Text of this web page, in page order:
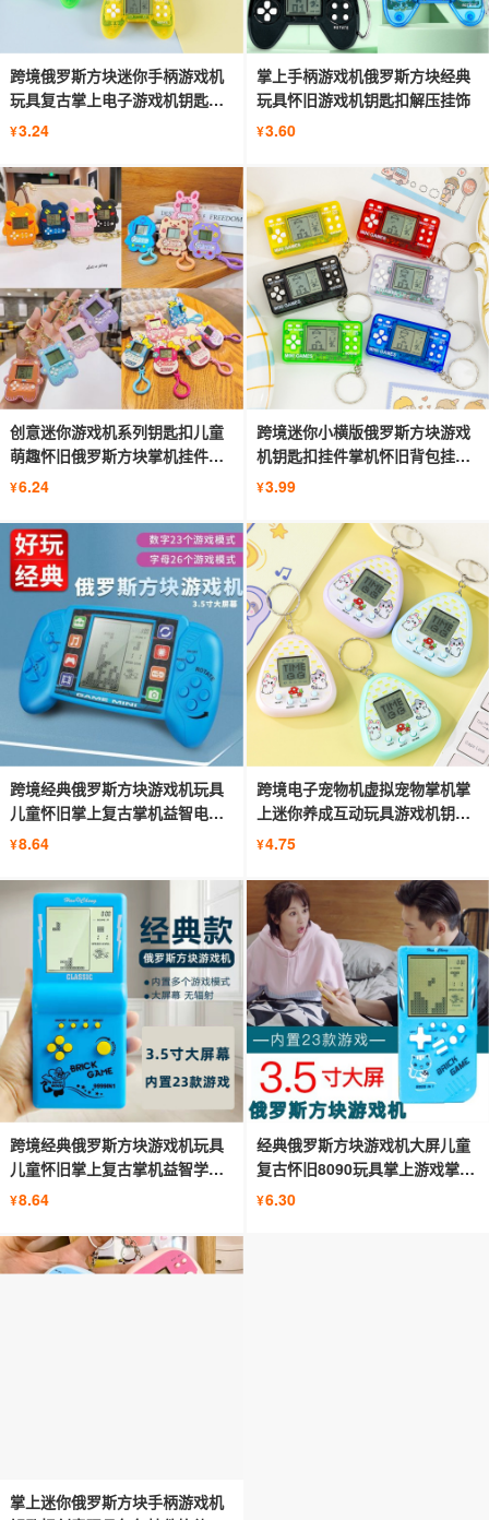
跨境俄罗斯方块迷你手柄游戏机
玩具复古掌上电子游戏机钥匙扣
挂饰
¥3.24
掌上手柄游戏机俄罗斯方块经典
玩具怀旧游戏机钥匙扣解压挂饰
¥3.60
创意迷你游戏机系列钥匙扣儿童
萌趣怀旧俄罗斯方块掌机挂件小
礼品
¥6.24
跨境迷你小横版俄罗斯方块游戏
机钥匙扣挂件掌机怀旧背包挂饰
批发
¥3.99
跨境经典俄罗斯方块游戏机玩具
儿童怀旧掌上复古掌机益智电子
礼品
¥8.64
跨境电子宠物机虚拟宠物掌机掌
上迷你养成互动玩具游戏机钥匙
扣
¥4.75
跨境经典俄罗斯方块游戏机玩具
儿童怀旧掌上复古掌机益智学生
礼品
¥8.64
经典俄罗斯方块游戏机大屏儿童
复古怀旧8090玩具掌上游戏掌机
批发
¥6.30
掌上迷你俄罗斯方块手柄游戏机